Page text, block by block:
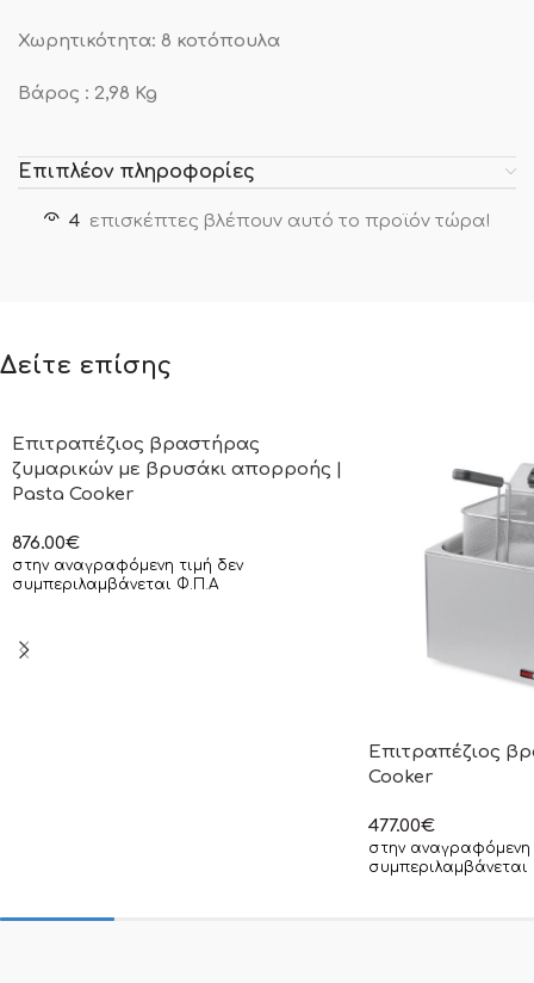
Χωρητικότητα: 8 κοτόπουλα
Βάρος : 2,98 Kg
Επιπλέον πληροφορίες
4 επισκέπτες βλέπουν αυτό το προϊόν τώρα!
Δείτε επίσης
Επιτραπέζιος βραστήρας
ζυμαρικών με βρυσάκι απορροής |
Pasta Cooker
876.00€
στην αναγραφόμενη τιμή δεν
συμπεριλαμβάνεται Φ.Π.Α
Επιτραπέζιος
Cooker
477.00€
στην αναγραφόμενη